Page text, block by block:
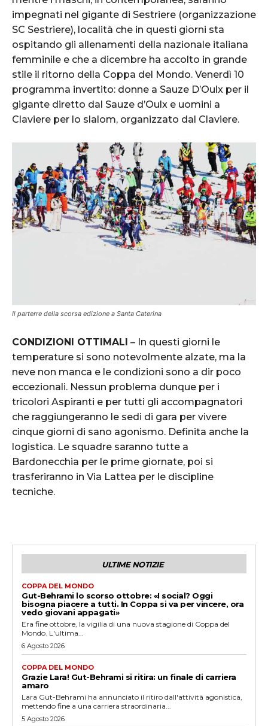
impegnati nel gigante di Sestriere (organizzazione
SC Sestriere), località che in questi giorni sta
ospitando gli allenamenti della nazionale italiana
femminile e che a dicembre ha accolto in grande
stile il ritorno della Coppa del Mondo. Venerdì 10
programma invertito: donne a Sauze D’Oulx per il
gigante diretto dal Sauze d’Oulx e uomini a
Claviere per lo slalom, organizzato dal Claviere.
Il parterre della scorsa edizione a Santa Caterina
CONDIZIONI OTTIMALI – In questi giorni le
temperature si sono notevolmente alzate, ma la
neve non manca e le condizioni sono a dir poco
eccezionali. Nessun problema dunque per i
tricolori Aspiranti e per tutti gli accompagnatori
che raggiungeranno le sedi di gara per vivere
cinque giorni di sano agonismo. Definita anche la
logistica. Le squadre saranno tutte a
Bardonecchia per le prime giornate, poi si
trasferiranno in Via Lattea per le discipline
tecniche.
ULTIME NOTIZIE
COPPA DEL MONDO
Gut-Behrami lo scorso ottobre: «I social? Oggi
bisogna piacere a tutti. In Coppa si va per vincere, ora
vedo giovani appagati»
Era fine ottobre, la vigilia di una nuova stagione di Coppa del
Mondo. L'ultima...
6 Agosto 2026
COPPA DEL MONDO
Grazie Lara! Gut-Behrami si ritira: un finale di carriera
amaro
Lara Gut-Behrami ha annunciato il ritiro dall'attività agonistica,
mettendo fine a una carriera straordinaria...
5 Agosto 2026